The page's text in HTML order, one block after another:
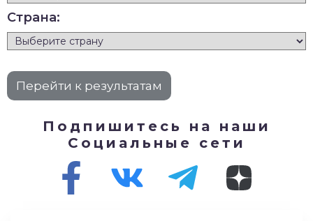
Страна:
Подпишитесь на наши
Социальные сети